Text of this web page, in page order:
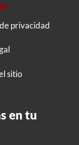
privacidad
sitio
en tu